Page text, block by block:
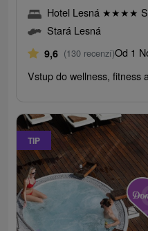
Hotel Lesná ★★★★
Stará Lesná
9,6 (130 recenzí)Od 1
Vstup do wellness, fitness
TIP